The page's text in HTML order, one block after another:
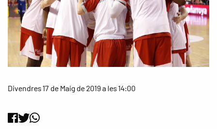
Divendres 17 de Maig de 2019 a les 14:00